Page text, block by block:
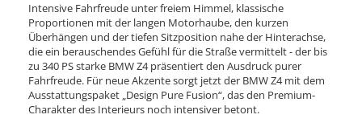
Intensive Fahrfreude unter freiem Himmel, klassische
Proportionen mit der langen Motorhaube, den kurzen
Überhängen und der tiefen Sitzposition nahe der Hinterachse,
die ein berauschendes Gefühl für die Straße vermittelt - der bis
zu 340 PS starke BMW Z4 präsentiert den Ausdruck purer
Fahrfreude. Für neue Akzente sorgt jetzt der BMW Z4 mit dem
Ausstattungspaket „Design Pure Fusion“, das den Premium-
Charakter des Interieurs noch intensiver betont.